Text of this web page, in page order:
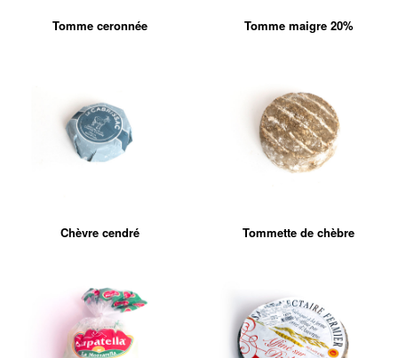
Tomme ceronnée Tomme maigre 20%
Chèvre cendré Tommette de chèbre